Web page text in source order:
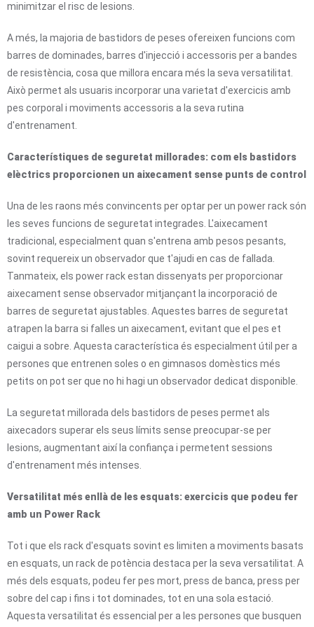
minimitzar el risc de lesions.
A més, la majoria de bastidors de peses ofereixen funcions com
barres de dominades, barres d'injecció i accessoris per a bandes
de resistència, cosa que millora encara més la seva versatilitat.
Això permet als usuaris incorporar una varietat d'exercicis amb
pes corporal i moviments accessoris a la seva rutina
d'entrenament.
Característiques de seguretat millorades: com els bastidors
elèctrics proporcionen un aixecament sense punts de control
Una de les raons més convincents per optar per un power rack són
les seves funcions de seguretat integrades. L'aixecament
tradicional, especialment quan s'entrena amb pesos pesants,
sovint requereix un observador que t'ajudi en cas de fallada.
Tanmateix, els power rack estan dissenyats per proporcionar
aixecament sense observador mitjançant la incorporació de
barres de seguretat ajustables. Aquestes barres de seguretat
atrapen la barra si falles un aixecament, evitant que el pes et
caigui a sobre. Aquesta característica és especialment útil per a
persones que entrenen soles o en gimnasos domèstics més
petits on pot ser que no hi hagi un observador dedicat disponible.
La seguretat millorada dels bastidors de peses permet als
aixecadors superar els seus límits sense preocupar-se per
lesions, augmentant així la confiança i permetent sessions
d'entrenament més intenses.
Versatilitat més enllà de les esquats: exercicis que podeu fer
amb un Power Rack
Tot i que els rack d'esquats sovint es limiten a moviments basats
en esquats, un rack de potència destaca per la seva versatilitat. A
més dels esquats, podeu fer pes mort, press de banca, press per
sobre del cap i fins i tot dominades, tot en una sola estació.
Aquesta versatilitat és essencial per a les persones que busquen